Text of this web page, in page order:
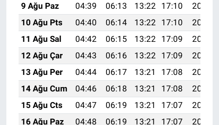
9 Ağu Paz
04:39 06:13 13:22 17:10
20:21
10 Ağu Pts
04:40 06:14 13:22 17:10
20:20
11 Ağu Sal
04:42 06:15 13:22 17:09
20:19
12 Ağu Çar
04:43 06:16 13:22 17:09
20:17
13 Ağu Per
04:44 06:17 13:21 17:08
20:16
14 Ağu Cum
04:46 06:18 13:21 17:08
20:15
15 Ağu Cts
04:47 06:19 13:21 17:07
20:14
16 Ağu Paz
04:48 06:19 13:21 17:07
20:12